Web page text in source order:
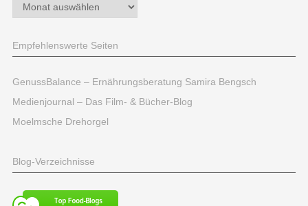
Archiv
Empfehlenswerte Seiten
GenussBalance – Ernährungsberatung Samira Bengsch
Medienjournal – Das Film- & Bücher-Blog
Moelmsche Drehorgel
Blog-Verzeichnisse